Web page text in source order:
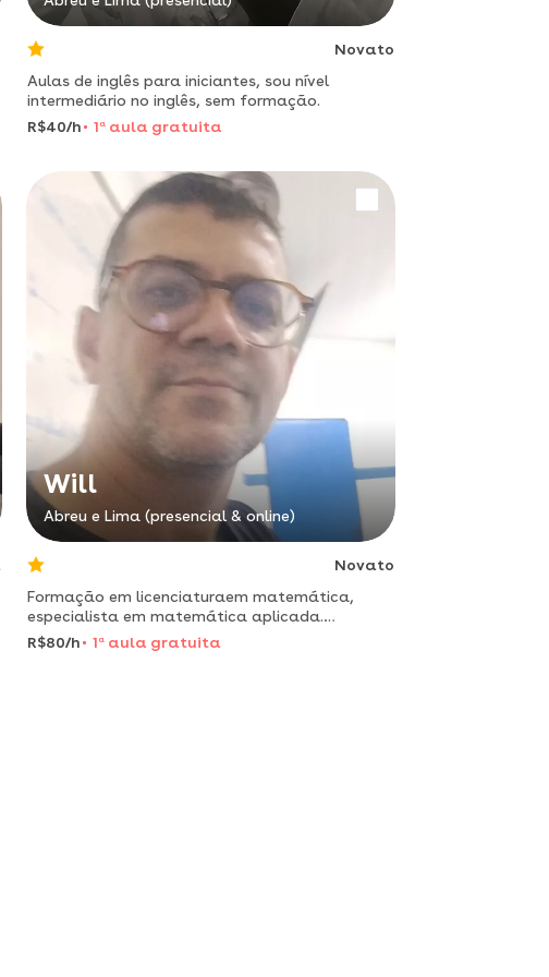
Novato
Aulas de inglês para iniciantes, sou nível
intermediário no inglês, sem formação.
R$40/h
1 aaula gratuita
Will
Abreu e Lima (presencial & online)
Novato
Formação em licenciaturaem matemática,
especialista em matemática aplicada.
aulasfinalizadas, profissional qualificadoa mais
de 20 anos no mercado, e tambémprofessorde
R$80/h 1 aaula gratuita